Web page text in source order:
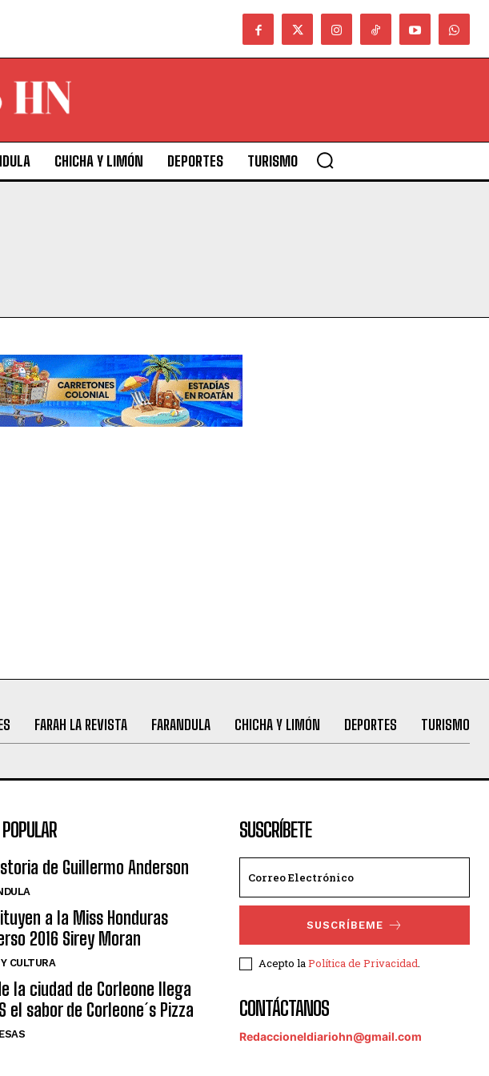
CHICHA Y LIMÓN DEPORTES TURISMO
FARAH LA REVISTA FARANDULA CHICHA Y LIMÓN DEPORTES TURISMO
de Guillermo Anderson
a la Miss Honduras
2016 Sirey Moran
CULTURA
la ciudad de Corleone llega
el sabor de Corleone´s Pizza
SUSCRÍBETE
SUSCRÍBEME
Acepto laPolítica de Privacidad.
CONTÁCTANOS
Redaccioneldiariohn@gmail.com